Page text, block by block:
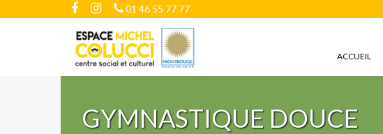
01 46 55 77 77
ACCUEIL
GYMNASTIQUE DOUCE